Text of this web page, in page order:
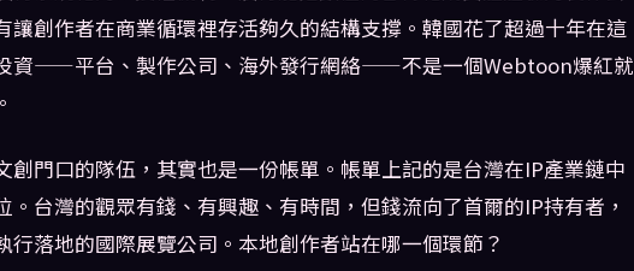
讓創作者在商業循環裡存活夠久的結構支撐。韓國花了超過十年在這
資——平台、製作公司、海外發行網絡——不是一個Webtoon爆紅就
創門口的隊伍，其實也是一份帳單。帳單上記的是台灣在IP產業鏈中
。台灣的觀眾有錢、有興趣、有時間，但錢流向了首爾的IP持有者，
行落地的國際展覽公司。本地創作者站在哪一個環節？